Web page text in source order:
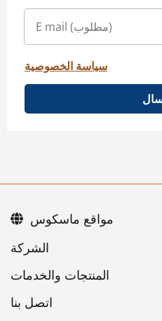
سياسة الخصوصية
اتصل بنا
مواقع ماسكوس